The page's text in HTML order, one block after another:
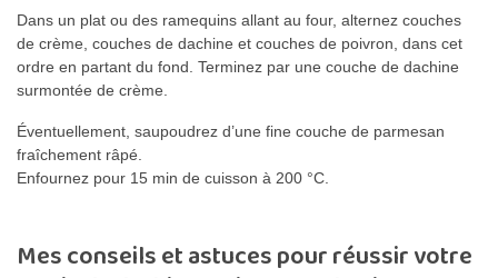
Dans un plat ou des ramequins allant au four, alternez couches
de crème, couches de dachine et couches de poivron, dans cet
ordre en partant du fond. Terminez par une couche de dachine
surmontée de crème.
Éventuellement, saupoudrez d’une fine couche de parmesan
fraîchement râpé.
Enfournez pour 15 min de cuisson à 200 °C.
Mes conseils et astuces pour réussir votre